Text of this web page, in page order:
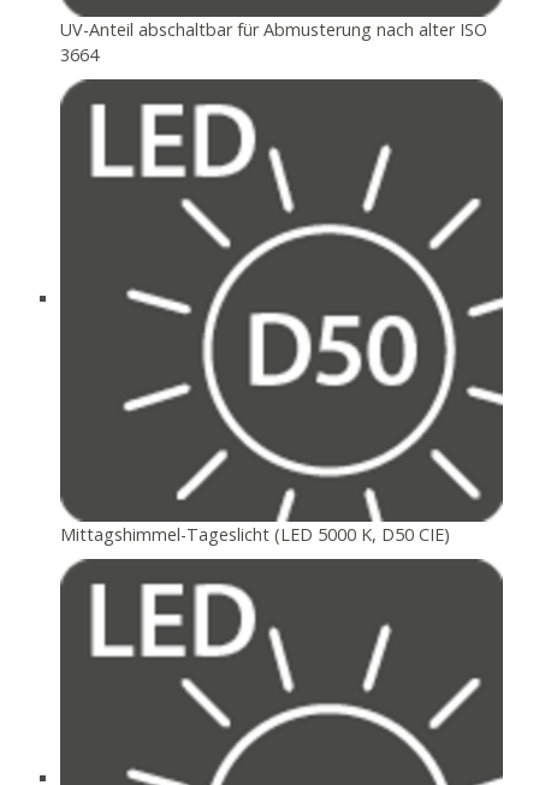
UV-Anteil abschaltbar für Abmusterung nach alter ISO
3664
Mittagshimmel-Tageslicht (LED 5000 K, D50 CIE)